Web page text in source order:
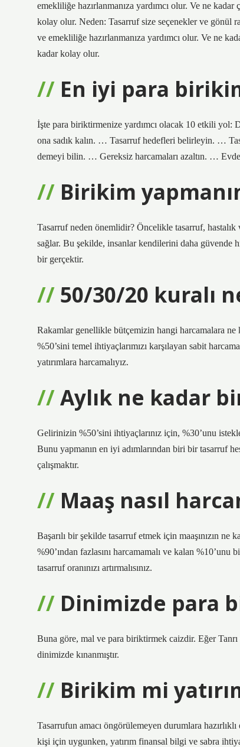
emekliliğe hazırlanmanıza yardımcı olur. Ve ne
kolay olur. Neden: Tasarruf size seçenekler ve gönül
ve emekliliğe hazırlanmanıza yardımcı olur. Ve ne
kadar kolay olur.
En iyi para
İşte para biriktirmenize yardımcı olacak 10 etkili
ona sadık kalın. … Tasarruf hedefleri belirleyin. …
demeyi bilin. … Gereksiz harcamaları azaltın. …
Birikim
Tasarruf neden önemlidir? Öncelikle tasarruf,
sağlar. Bu şekilde, insanlar kendilerini daha güvende
bir gerçektir.
50/30/20 kuralı
Rakamlar genellikle bütçemizin hangi harcamalara ne
%50’sini temel ihtiyaçlarımızı karşılayan sabit
yatırımlara harcamalıyız.
Aylık ne kadar
Gelirinizin %50’sini ihtiyaçlarınız için, %30’unu
Bunu yapmanın en iyi adımlarından biri bir tasarruf
çalışmaktır.
Maaş nasıl
Başarılı bir şekilde tasarruf etmek için maaşınızın
%90’ından fazlasını harcamamalı ve kalan %10’unu
tasarruf oranınızı artırmalısınız.
Dinimizde para
Buna göre, mal ve para biriktirmek caizdir. Eğer
dinimizde kınanmıştır.
Birikim mi
Tasarrufun amacı öngörülemeyen durumlara
kişi için uygunken, yatırım finansal bilgi ve sabra